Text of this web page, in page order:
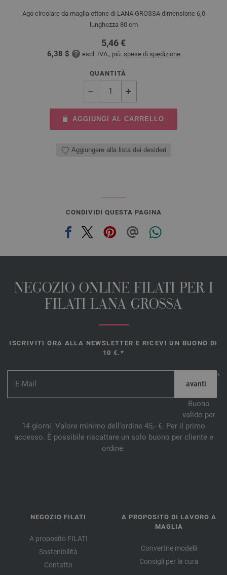
Ago circolare da maglia ottone di LANA GROSSA dimensione 6,0
lunghezza 80 cm
5,46 €
6,38 $ escl. IVA., più. spese di spedizione
QUANTITÀ
AGGIUNGI AL CARRELLO
Aggiungere alla lista dei desideri
CONDIVIDI QUESTA PAGINA
NEGOZIO ONLINE FILATI PER I
FILATI LANA GROSSA
ISCRIVITI ORA ALLA NEWSLETTER E RICEVI UN BUONO DI
10 €.*
*
Buono
valido per
14 giorni. Valore minimo dell'ordine 45,- €. Per il primo
accesso. È possibile riscattare un solo buono per cliente e
ordine.
NEGOZIO FILATI
A proposito FILATI
Sostenibilità
Contatto
A PROPOSITO DI LAVORO A
MAGLIA
Convertire modelli
Consigli per la cura